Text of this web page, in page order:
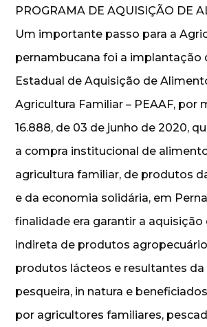
PROGRAMA DE AQUISIÇÃO DE
Um importante passo para a
pernambucana foi a implantação
Estadual de Aquisição de
Agricultura Familiar – PEAAF, por
16.888, de 03 de junho de 2020,
a compra institucional de
agricultura familiar, de produtos
e da economia solidária, em
finalidade era garantir a aquisição
indireta de produtos
produtos lácteos e resultantes
pesqueira, in natura e
por agricultores familiares,